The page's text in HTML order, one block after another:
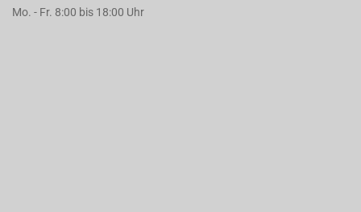
Mo. - Fr. 8:00 bis 18:00 Uhr